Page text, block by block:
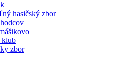
hasičský zbor
klub
zbor